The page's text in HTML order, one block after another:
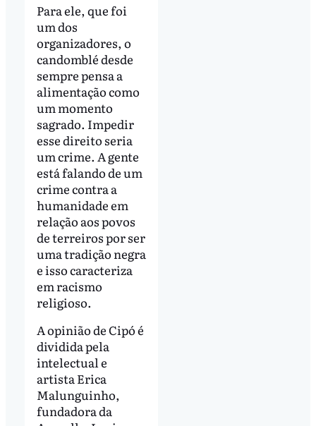
Para ele, que foi
um dos
organizadores, o
candomblé desde
sempre pensa a
alimentação como
um momento
sagrado. Impedir
esse direito seria
um crime. A gente
está falando de um
crime contra a
humanidade em
relação aos povos
de terreiros por ser
uma tradição negra
e isso caracteriza
em racismo
religioso.
A opinião de Cipó é
dividida pela
intelectual e
artista Erica
Malunguinho,
fundadora da